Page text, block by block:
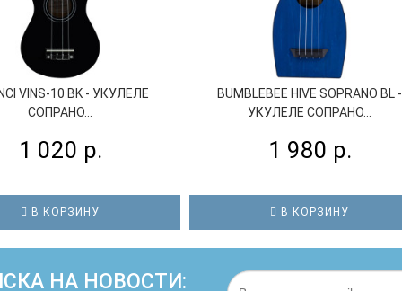
VINS-10 BK - УКУЛЕЛЕ
СОПРАНО...
1 020 р.
В КОРЗИНУ
BUMBLEBEE HIVE SOPRANO BL -
УКУЛЕЛЕ СОПРАНО...
1 980 р.
В КОРЗИНУ
НА НОВОСТИ: